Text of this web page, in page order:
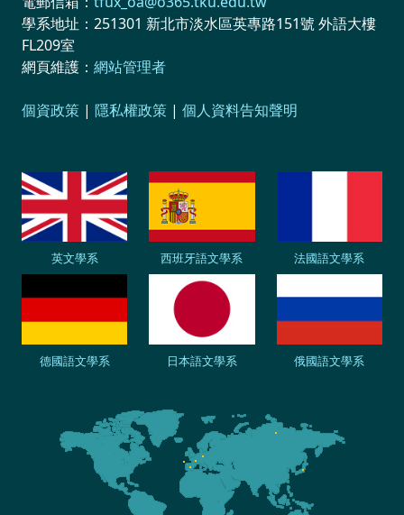
學系地址：251301 新北市淡水區英專路151號 外語大樓
FL209室
網頁維護： 網站管理者
個資政策 | 隱私權政策 | 個人資料告知聲明
英文學系 西班牙語文學系 法國語文學系
德國語文學系 日本語文學系 俄國語文學系